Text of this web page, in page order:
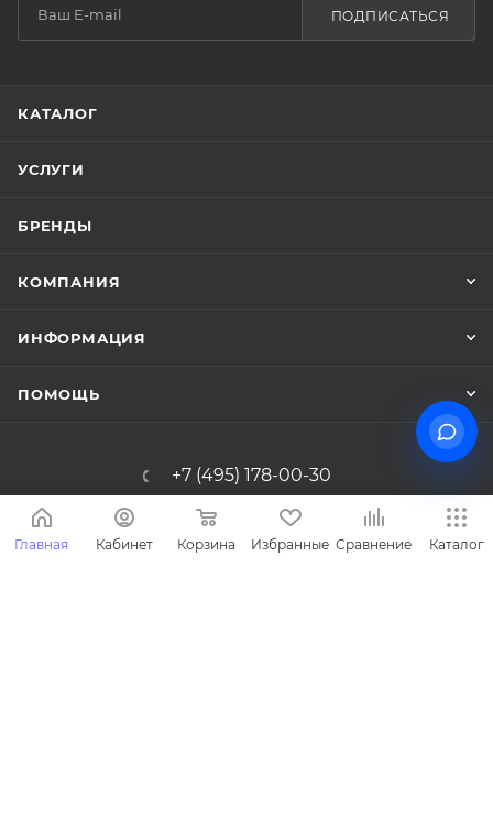
ПОДПИСАТЬСЯ
КАТАЛОГ
УСЛУГИ
БРЕНДЫ
КОМПАНИЯ
ИНФОРМАЦИЯ
ПОМОЩЬ
+7 (495) 178-00-30
Info@miasinopt.ru
Главная Кабинет Корзина Избранные Сравнение Каталог